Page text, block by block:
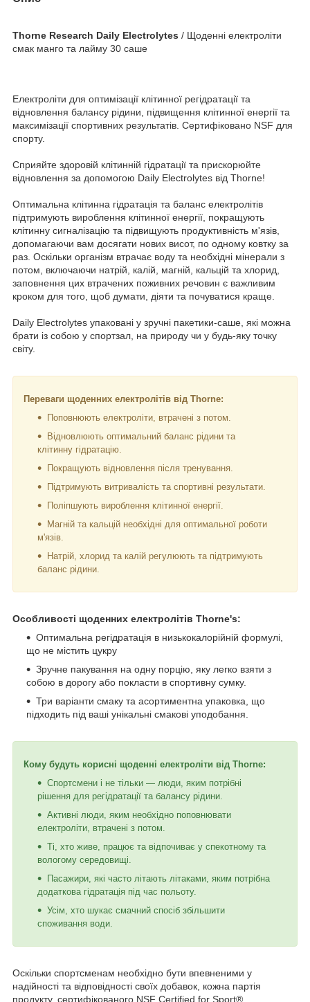
Thorne Research Daily Electrolytes / Щоденні електроліти
смак манго та лайму 30 саше
Електроліти для оптимізації клітинної регідратації та
відновлення балансу рідини, підвищення клітинної енергії та
максимізації спортивних результатів. Сертифіковано NSF для
спорту.
Сприяйте здоровій клітинній гідратації та прискорюйте
відновлення за допомогою Daily Electrolytes від Thorne!
Оптимальна клітинна гідратація та баланс електролітів
підтримують вироблення клітинної енергії, покращують
клітинну сигналізацію та підвищують продуктивність м'язів,
допомагаючи вам досягати нових висот, по одному ковтку за
раз. Оскільки організм втрачає воду та необхідні мінерали з
потом, включаючи натрій, калій, магній, кальцій та хлорид,
заповнення цих втрачених поживних речовин є важливим
кроком для того, щоб думати, діяти та почуватися краще.
Daily Electrolytes упаковані у зручні пакетики-саше, які можна
брати із собою у спортзал, на природу чи у будь-яку точку
світу.
Переваги щоденних електролітів від Thorne:
Поповнюють електроліти, втрачені з потом.
Відновлюють оптимальний баланс рідини та
клітинну гідратацію.
Покращують відновлення після тренування.
Підтримують витривалість та спортивні результати.
Поліпшують вироблення клітинної енергії.
Магній та кальцій необхідні для оптимальної роботи
м'язів.
Натрій, хлорид та калій регулюють та підтримують
баланс рідини.
Особливості щоденних електролітів Thorne's:
Оптимальна регідратація в низькокалорійній формулі,
що не містить цукру
Зручне пакування на одну порцію, яку легко взяти з
собою в дорогу або покласти в спортивну сумку.
Три варіанти смаку та асортиментна упаковка, що
підходить під ваші унікальні смакові уподобання.
Кому будуть корисні щоденні електроліти від Thorne:
Спортсмени і не тільки — люди, яким потрібні
рішення для регідратації та балансу рідини.
Активні люди, яким необхідно поповнювати
електроліти, втрачені з потом.
Ті, хто живе, працює та відпочиває у спекотному та
вологому середовищі.
Пасажири, які часто літають літаками, яким потрібна
додаткова гідратація під час польоту.
Усім, хто шукає смачний спосіб збільшити
споживання води.
Оскільки спортсменам необхідно бути впевненими у
надійності та відповідності своїх добавок, кожна партія
продукту, сертифікованого NSF Certified for Sport®,